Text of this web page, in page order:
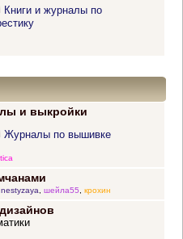
Книги и журналы по
и выкройки
Журналы по вышивке
nestyzaya, шейла55, крохин